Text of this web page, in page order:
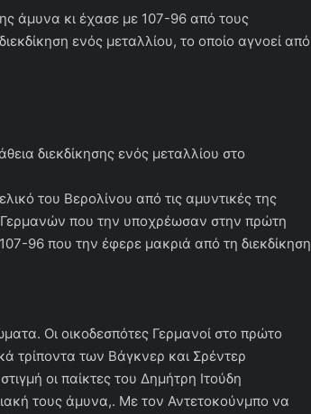
άμυνα κι έχασε με 107-96 από τους
ενός μεταλλίου, το οποίο αγνοεί από
διεκδίκησης ενός μεταλλίου στο
του Βερολίνου από τις αμυντικές της
Γερμανών που την υποχρέωσαν στην πρώτη
96 που την έφερε μακριά από τη διεκδίκηση
Οι οικοδεσπότες Γερμανοί στο πρώτο
τρίποντα των Βάγκνερ και Σρέντερ
οι παίκτες του Δημήτρη Ιτούδη
τους άμυνα,. Με τον Αντετοκούνμπο να